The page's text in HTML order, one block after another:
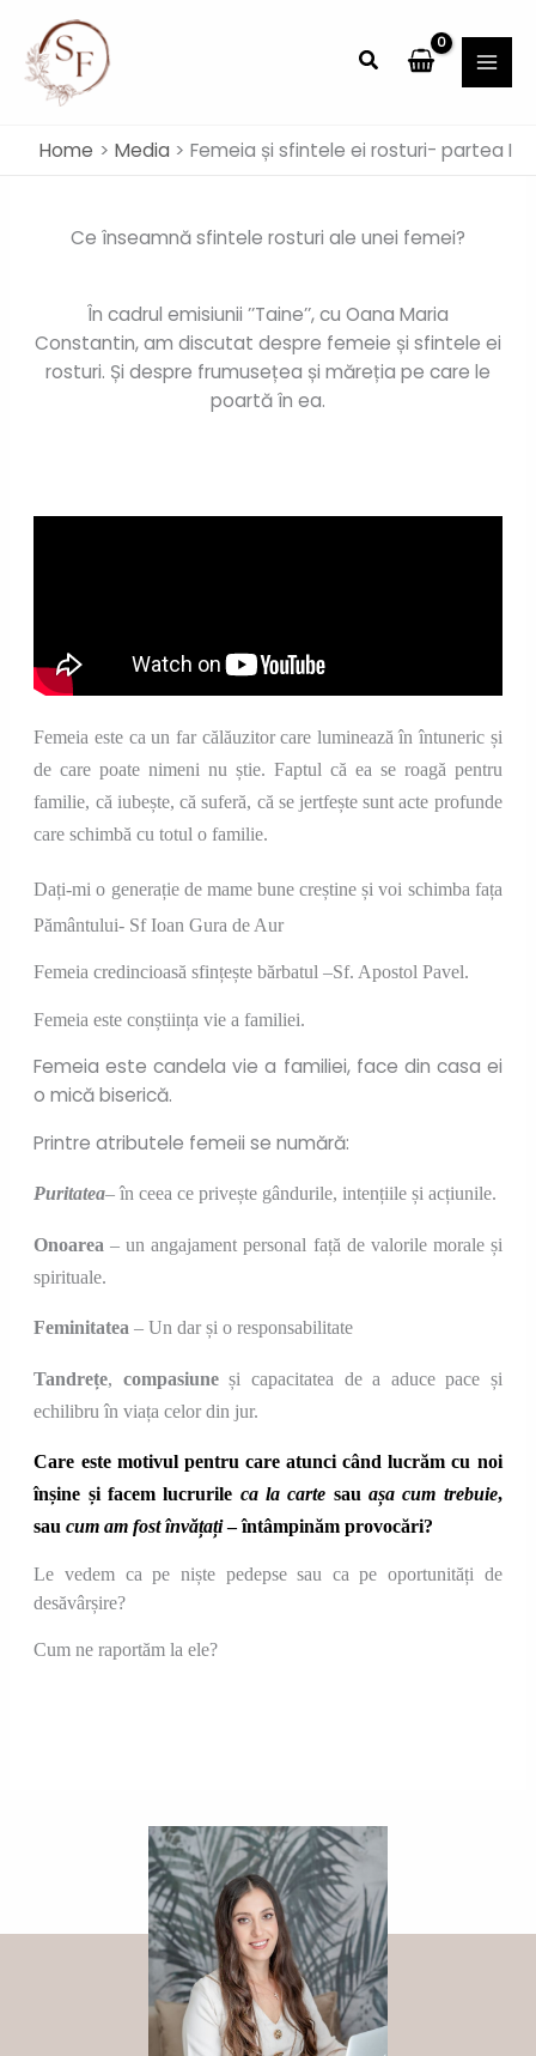
content
Search
Home Media Femeia și sfintele ei rosturi- partea I
Ce înseamnă sfintele rosturi ale unei femei?
În cadrul emisiunii ’’Taine’’, cu Oana Maria
Constantin, am discutat despre femeie și sfintele ei
rosturi. Și despre frumusețea și măreția pe care le
poartă în ea.
Femeia este ca un far călăuzitor care luminează în întuneric și
de care poate nimeni nu știe. Faptul că ea se roagă pentru
familie, că iubește, că suferă, că se jertfește sunt acte profunde
care schimbă cu totul o familie.
Dați-mi o generație de mame bune creștine și voi schimba fața
Pământului- Sf Ioan Gura de Aur
Femeia credincioasă sfințește bărbatul –Sf. Apostol Pavel.
Femeia este conștiința vie a familiei.
Femeia este candela vie a familiei, face din casa ei
o mică biserică.
Printre atributele femeii se numără:
Puritatea– în ceea ce privește gândurile, intențiile și acțiunile.
Onoarea – un angajament personal față de valorile morale și
spirituale.
Feminitatea – Un dar și o responsabilitate
Tandrețe, compasiuneși capacitatea de a aduce pace și
echilibru în viața celor din jur.
Care este motivul pentru care atunci când lucrăm cu noi
înșine și facem lucrurile ca la carte sau așa cum trebuie,
saucum am fost învățați– întâmpinăm provocări?
Le vedem ca pe niște pedepse sau ca pe oportunități de
desăvârșire?
Cum ne raportăm la ele?